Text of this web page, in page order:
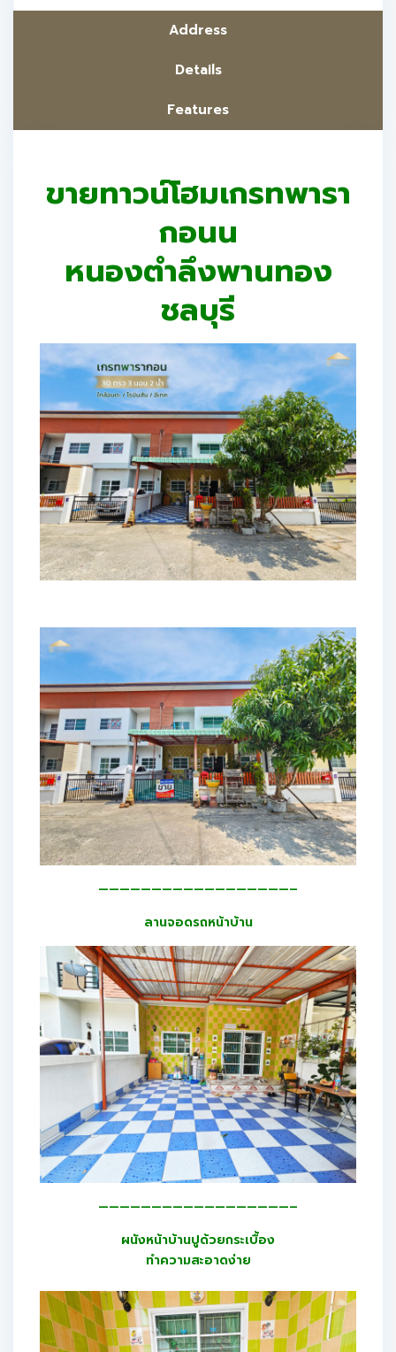
Address
Details
Features
ขายทาวน์โฮมเกรทพารา
กอนน
หนองตำลึงพานทอง
ชลบุรี
——————————————————–
ลานจอดรถหน้าบ้าน
——————————————————–
ผนังหน้าบ้านปูด้วยกระเบื้อง
ทำความสะอาดง่าย